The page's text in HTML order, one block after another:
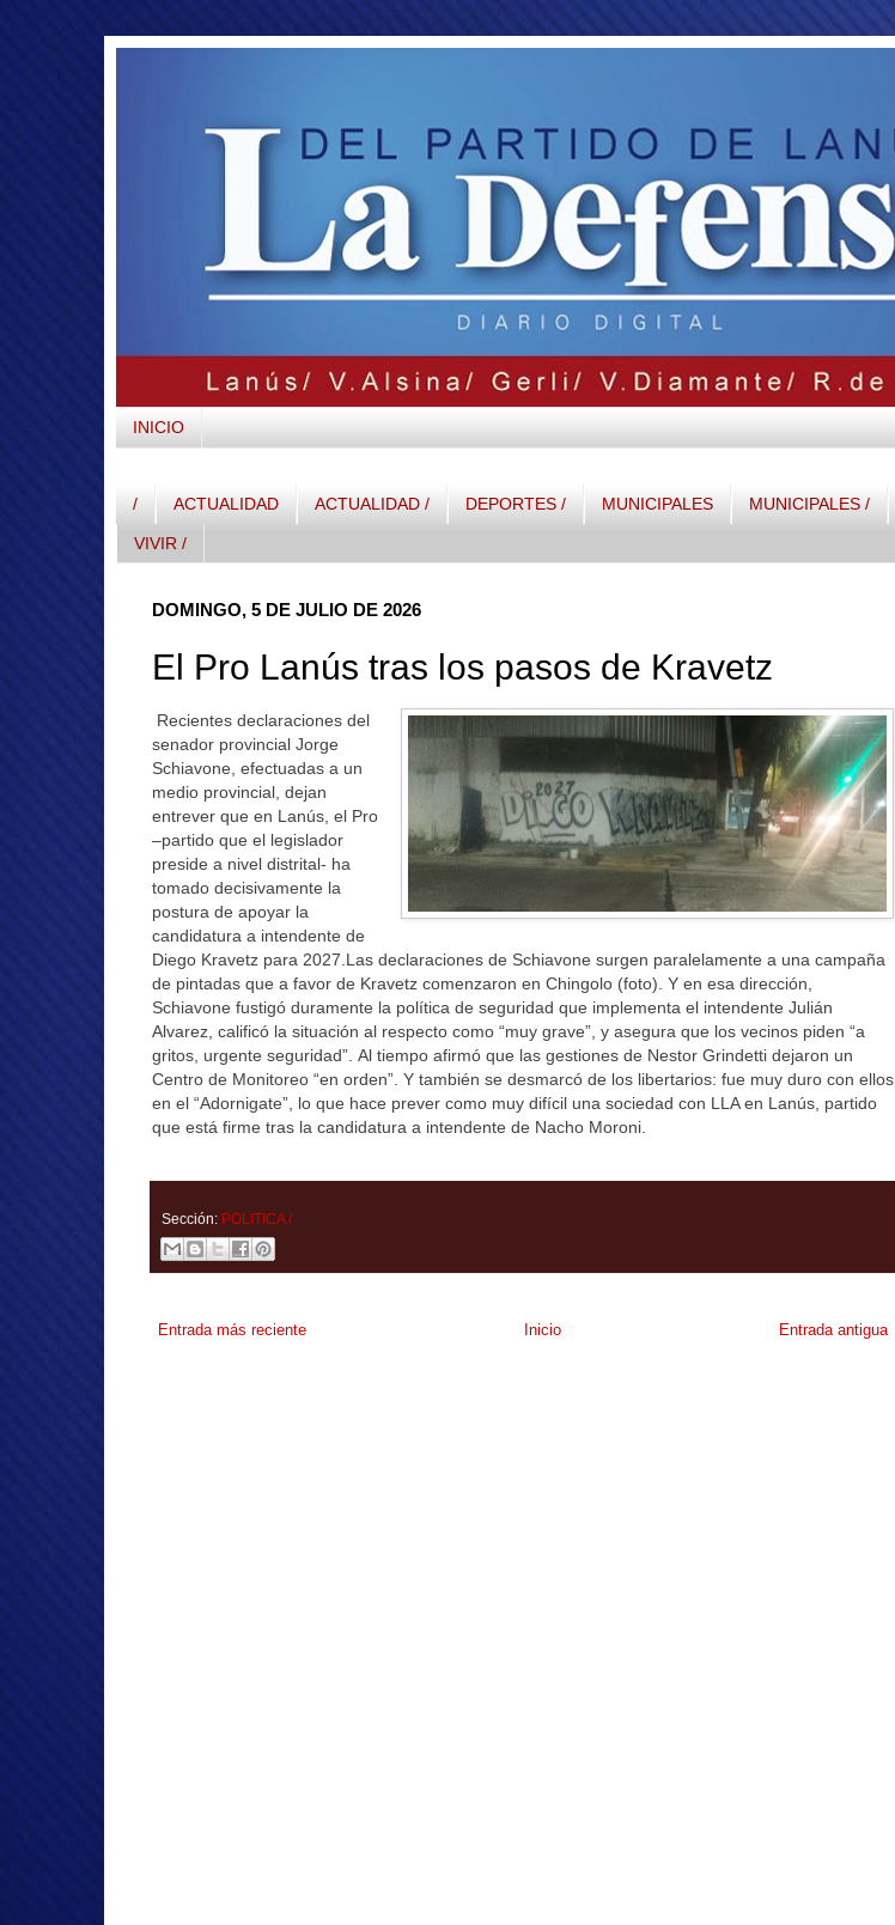
INICIO
/ ACTUALIDAD ACTUALIDAD / DEPORTES / MUNICIPALES MUNICIPALES /
VIVIR /
DOMINGO, 5 DE JULIO DE 2026
El Pro Lanús tras los pasos de Kravetz
Recientes declaraciones del
senador provincial Jorge
Schiavone, efectuadas a un
medio provincial, dejan
entrever que en Lanús, el Pro
–partido que el legislador
preside a nivel distrital- ha
tomado decisivamente la
postura de apoyar la
candidatura a intendente de
Diego Kravetz para 2027.Las declaraciones de Schiavone surgen paralelamente a una campaña
de pintadas que a favor de Kravetz comenzaron en Chingolo (foto). Y en esa dirección,
Schiavone fustigó duramente la política de seguridad que implementa el intendente Julián
Alvarez, calificó la situación al respecto como “muy grave”, y asegura que los vecinos piden “a
gritos, urgente seguridad”. Al tiempo afirmó que las gestiones de Nestor Grindetti dejaron un
Centro de Monitoreo “en orden”. Y también se desmarcó de los libertarios: fue muy duro con ellos
en el “Adornigate”, lo que hace prever como muy difícil una sociedad con LLA en Lanús, partido
que está firme tras la candidatura a intendente de Nacho Moroni.
Sección: POLITICA /
Entrada más reciente Entrada antigua
Inicio